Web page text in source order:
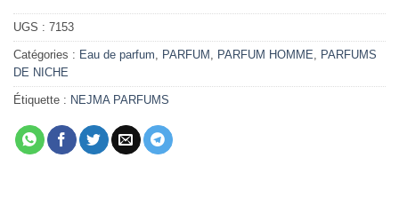
UGS : 7153
Catégories : Eau de parfum, PARFUM , PARFUM HOMME, PARFUMS
DE NICHE
Étiquette : NEJMA PARFUMS